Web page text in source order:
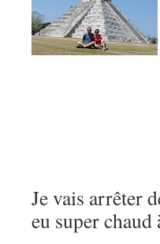
Je vais arrêter
eu super